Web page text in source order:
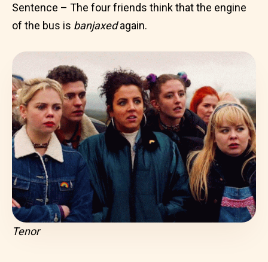
Sentence – The four friends think that the engine
of the bus is banjaxedagain.
Tenor